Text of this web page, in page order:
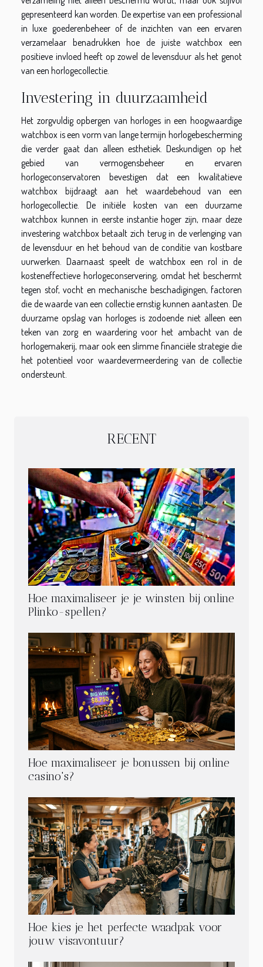
gepresenteerd kan worden. De expertise van een professional
in luxe goederenbeheer of de inzichten van een ervaren
verzamelaar benadrukken hoe de juiste watchbox een
positieve invloed heeft op zowel de levensduur als het genot
van een horlogecollectie.
Investering in duurzaamheid
Het zorgvuldig opbergen van horloges in een hoogwaardige
watchbox is een vorm van lange termijn horlogebescherming
die verder gaat dan alleen esthetiek. Deskundigen op het
gebied van vermogensbeheer en ervaren
horlogeconservatoren bevestigen dat een kwalitatieve
watchbox bijdraagt aan het waardebehoud van een
horlogecollectie. De initiële kosten van een duurzame
watchbox kunnen in eerste instantie hoger zijn, maar deze
investering watchbox betaalt zich terug in de verlenging van
de levensduur en het behoud van de conditie van kostbare
uurwerken. Daarnaast speelt de watchbox een rol in de
kosteneffectieve horlogeconservering, omdat het beschermt
tegen stof, vocht en mechanische beschadigingen, factoren
die de waarde van een collectie ernstig kunnen aantasten. De
duurzame opslag van horloges is zodoende niet alleen een
teken van zorg en waardering voor het ambacht van de
horlogemakerij, maar ook een slimme financiële strategie die
het potentieel voor waardevermeerdering van de collectie
ondersteunt.
RECENT
Hoe maximaliseer je je winsten bij online
Plinko-spellen?
Hoe maximaliseer je bonussen bij online
casino's?
Hoe kies je het perfecte waadpak voor
jouw visavontuur?